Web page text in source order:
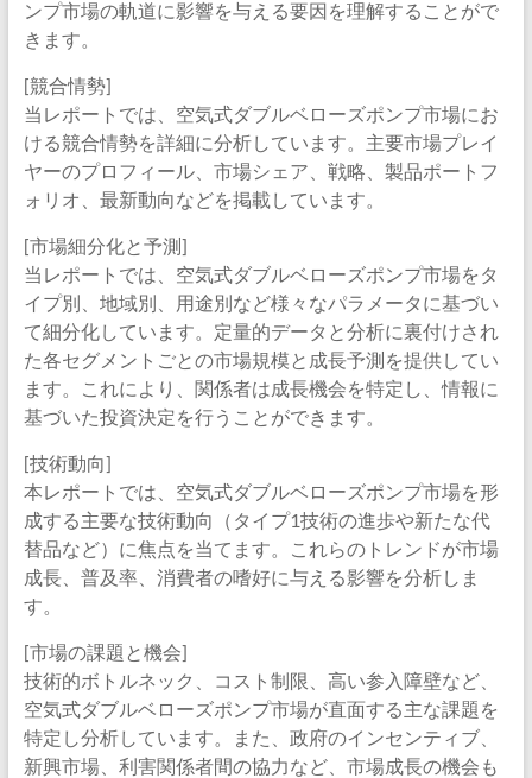
ンプ市場の軌道に影響を与える要因を理解することがで
きます。
[競合情勢]
当レポートでは、空気式ダブルベローズポンプ市場にお
ける競合情勢を詳細に分析しています。主要市場プレイ
ヤーのプロフィール、市場シェア、戦略、製品ポートフ
ォリオ、最新動向などを掲載しています。
[市場細分化と予測]
当レポートでは、空気式ダブルベローズポンプ市場をタ
イプ別、地域別、用途別など様々なパラメータに基づい
て細分化しています。定量的データと分析に裏付けされ
た各セグメントごとの市場規模と成長予測を提供してい
ます。これにより、関係者は成長機会を特定し、情報に
基づいた投資決定を行うことができます。
[技術動向]
本レポートでは、空気式ダブルベローズポンプ市場を形
成する主要な技術動向（タイプ1技術の進歩や新たな代
替品など）に焦点を当てます。これらのトレンドが市場
成長、普及率、消費者の嗜好に与える影響を分析しま
す。
[市場の課題と機会]
技術的ボトルネック、コスト制限、高い参入障壁など、
空気式ダブルベローズポンプ市場が直面する主な課題を
特定し分析しています。また、政府のインセンティブ、
新興市場、利害関係者間の協力など、市場成長の機会も